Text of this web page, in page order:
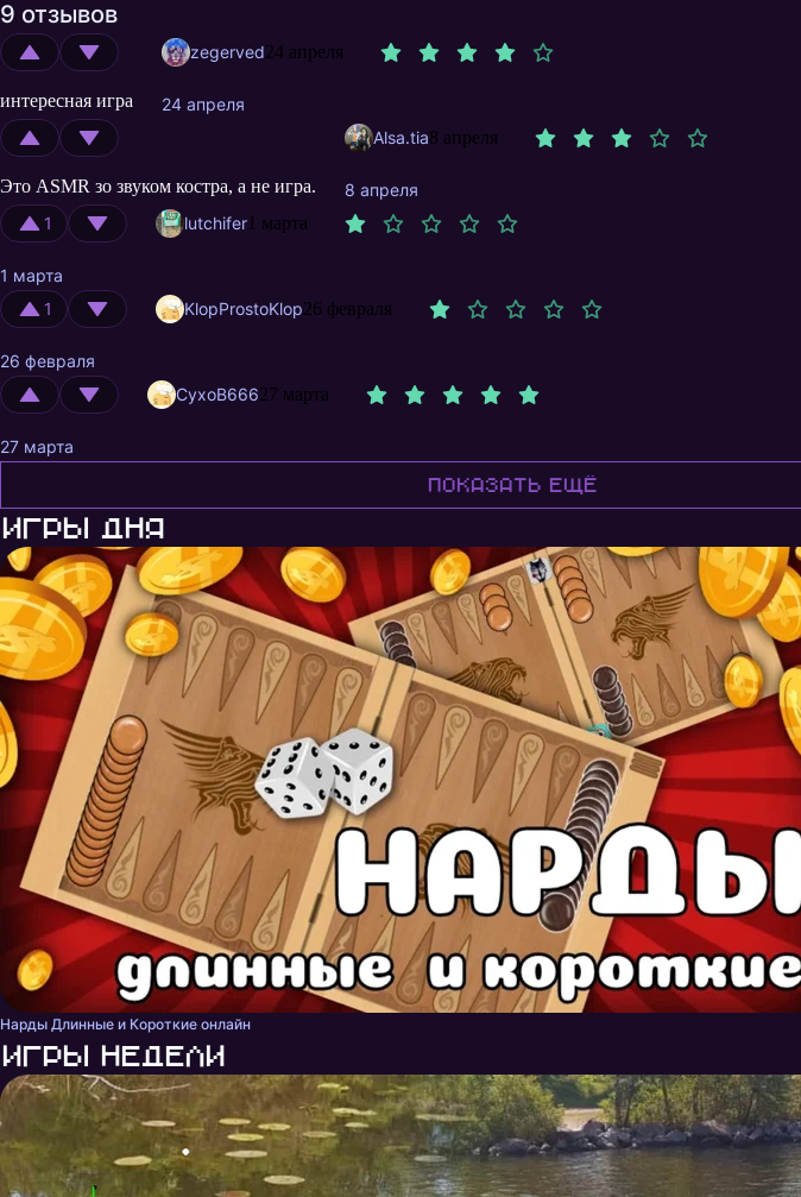
9 отзывов
zegerved24 апреля
интересная игра
24 апреля
Alsa.tia8 апреля
Это ASMR зо звуком костра, а не игра.
8 апреля
1
lutchifer1 марта
1 марта
1
KlopProstoKlop26 февраля
26 февраля
CyxoB66627 марта
27 марта
Показать ещё
Игры дня
Нарды Длинные и Короткие онлайн
Игры недели